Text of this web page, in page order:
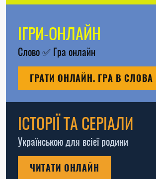
ІГРИ-ОНЛАЙН
Слово✅ Гра онлайн
ГРАТИ ОНЛАЙН. ГРА В СЛОВА
ІСТОРІЇ ТА СЕРІАЛИ
Українською для всієї родини
ЧИТАТИ ОНЛАЙН